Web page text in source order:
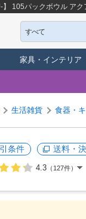
】 105パックボウル ア
すべて
家具・インテリア
生活雑貨 食器・
条件 送料・
4.3（127件）